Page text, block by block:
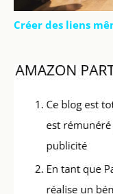
Créer des liens